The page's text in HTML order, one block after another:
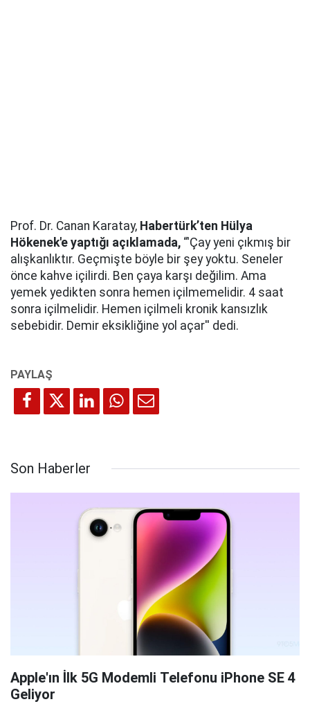
Prof. Dr. Canan Karatay, Habertürk’ten Hülya
Hökenek'e yaptığı açıklamada, “'Çay yeni çıkmış bir
alışkanlıktır. Geçmişte böyle bir şey yoktu. Seneler
önce kahve içilirdi. Ben çaya karşı değilim. Ama
yemek yedikten sonra hemen içilmemelidir. 4 saat
sonra içilmelidir. Hemen içilmeli kronik kansızlık
sebebidir. Demir eksikliğine yol açar'' dedi.
Son Haberler
Apple'ın İlk 5G Modemli Telefonu iPhone SE 4
Geliyor